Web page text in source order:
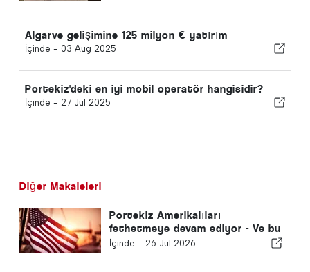
Algarve gelişimine 125 milyon € yatırım
İçinde - 03 Aug 2025
Portekiz'deki en iyi mobil operatör hangisidir?
İçinde - 27 Jul 2025
Diğer Makaleleri
Portekiz Amerikalıları
fethetmeye devam ediyor - Ve bu
sadece güneş yüzünden değil
İçinde - 26 Jul 2026